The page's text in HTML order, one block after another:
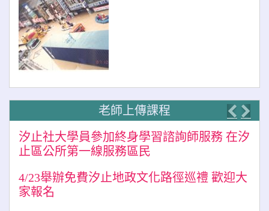
老師上傳課程
汐止社大學員參加終身學習諮詢師服務 在汐
止區公所第一線服務區民
4/23舉辦免費汐止地政文化路徑巡禮 歡迎大
家報名